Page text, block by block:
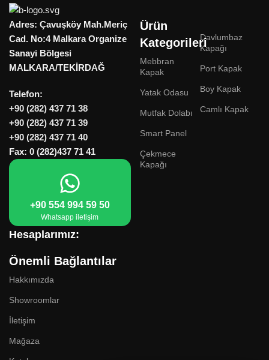
Adres: Çavuşköy Mah.Meriç
Cad. No:4 Malkara Organize
Sanayi Bölgesi
MALKARA/TEKİRDAĞ
Telefon:
+90 (282) 437 71 38
+90 (282) 437 71 39
+90 (282) 437 71 40
Fax: 0 (282)437 71 41
+90 554 994 59 50
Whatsapp iletişim
Ürün
Kategorileri
Mebbran
Kapak
Yatak Odasu
Mutfak Dolabı
Smart Panel
Çekmece
Kapağı
Davlumbaz
Kapağı
Port Kapak
Boy Kapak
Camlı Kapak
Hesaplarımız:
Önemli Bağlantılar
Hakkımızda
Showroomlar
İletişim
Mağaza